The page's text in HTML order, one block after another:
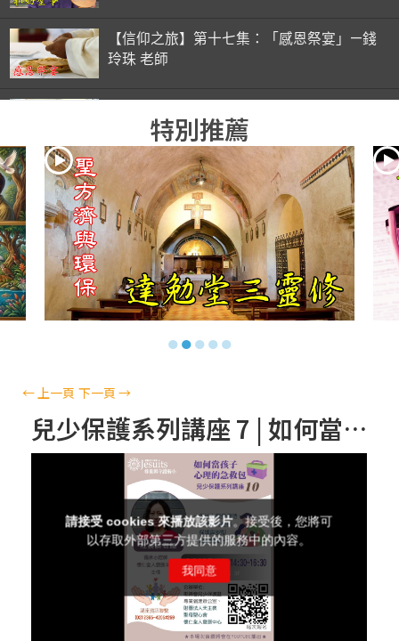
【信仰之旅】第十七集：「感恩祭宴」—錢
玲珠 老師
錢玲珠 老師
【信仰之旅】第十五集：「入門聖事」—錢
玲珠 老師
【信仰之旅】第十四集：「天主十誡(下)」
—金毓瑋 神父
【信仰之旅】第十三集：「天主十誡(上)」
—金毓瑋 神父
【信仰之旅】第十二集：「聖母、聖人」—
高樂祈 修女
【信仰之旅】第十一集：「教 會」(推廣片)
【信仰之旅】第十一集：「教 會」—林必能
神父
【信仰之旅】第十集：「逾越奧蹟」— 錢玲
珠老師
特別推薦
●●●●●
← 上一頁 下一頁→
兒少保護系列講座 7 | 如何當孩子心理的急救包 | 杜長齡 心理師